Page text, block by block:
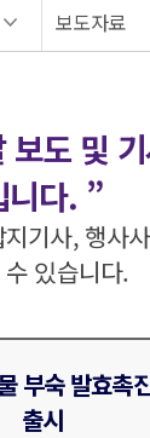
보도자료
보도 및
니다. ”
기사, 행사
있습니다.
부숙 발효촉
출시